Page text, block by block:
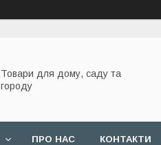
Товари для дому, саду та
городу
ПРО НАС КОНТАКТИ